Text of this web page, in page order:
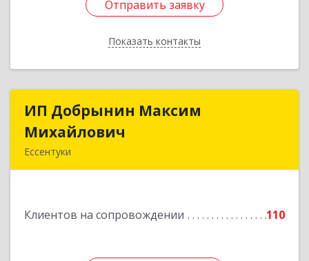
Отправить заявку
Показать контакты
Отправить заявку
Назад
ИП Добрынин Максим
Михайлович
Ессентуки
Клиентов на сопровождении 110
ИП Добрынин Максим
Подробнее